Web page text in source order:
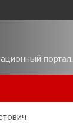
портал.